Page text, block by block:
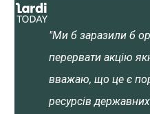
"Ми б заразили б
перервати акцію
вважаю, що це є
ресурсів